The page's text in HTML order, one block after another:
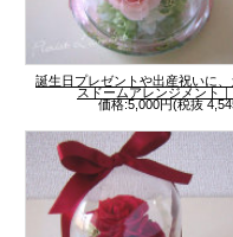
誕生日プレゼントや出産祝いに、
スドームアレンジメント
価格:5,000円(税抜